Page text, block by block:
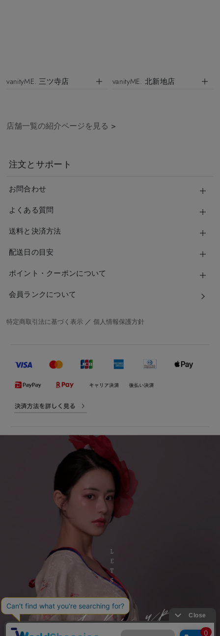
vanityME. 三ツ寺店 vanityME. 北新地店
店舗一覧の紹介ページを見る >
注文とサポート
お問合わせ
よくある質問
送料と決済方法
配送日の目安
ポイント・クーポンについて
会員ランクについて
特定商取引法に基づく表示 ／個人情報保護方針